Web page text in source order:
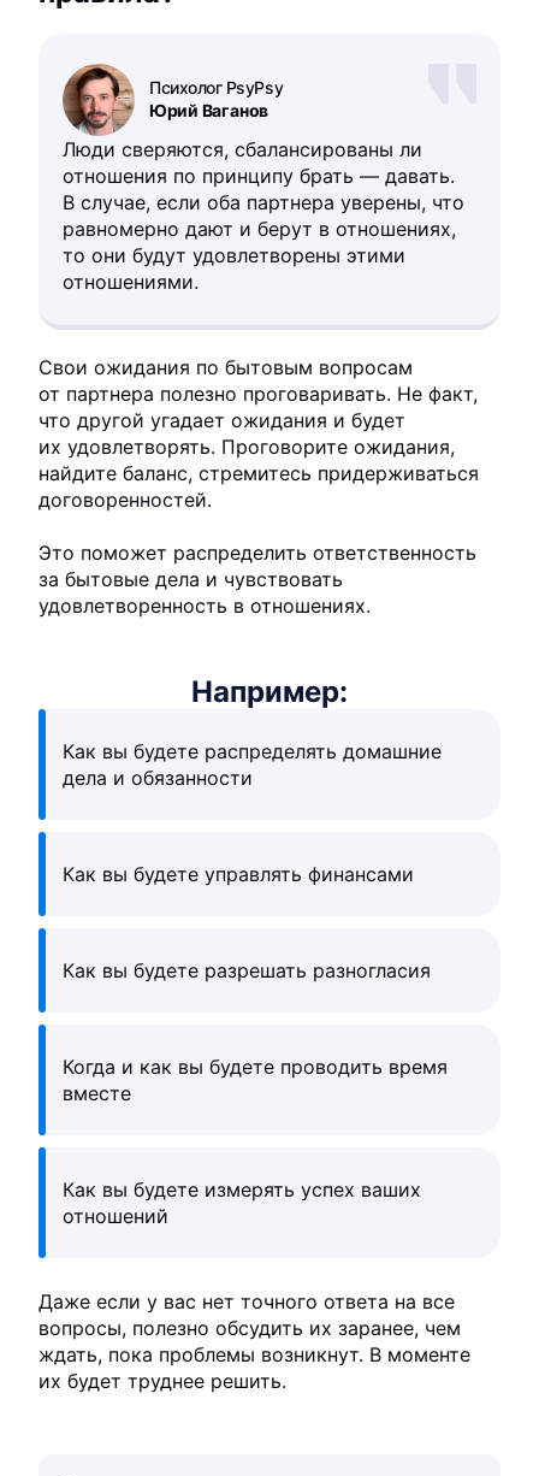
Юрий Ваганов
Психолог PsyPsy
Люди сверяются, сбалансированы ли
отношения по принципу брать — давать.
В случае, если оба партнера уверены, что
равномерно дают и берут в отношениях,
то они будут удовлетворены этими
отношениями.
Свои ожидания по бытовым вопросам
от партнера полезно проговаривать. Не факт,
что другой угадает ожидания и будет
их удовлетворять. Проговорите ожидания,
найдите баланс, стремитесь придерживаться
договоренностей.
Это поможет распределить ответственность
за бытовые дела и чувствовать
удовлетворенность в отношениях.
Например:
Как вы будете распределять домашние
дела и обязанности
Как вы будете управлять финансами
Как вы будете разрешать разногласия
Когда и как вы будете проводить время
вместе
Как вы будете измерять успех ваших
отношений
Даже если у вас нет точного ответа на все
вопросы, полезно обсудить их заранее, чем
ждать, пока проблемы возникнут. В моменте
их будет труднее решить.